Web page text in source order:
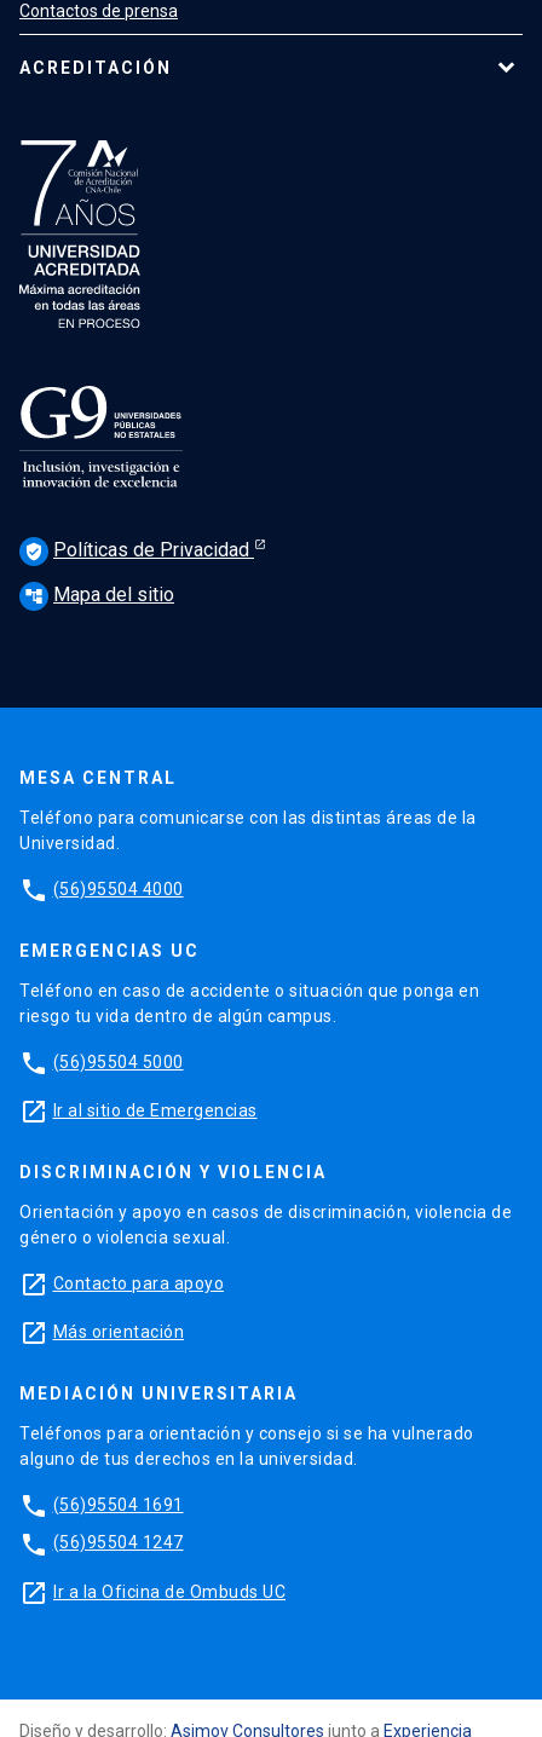
Contactos de prensa
ACREDITACIÓN
verified_user Políticas de Privacidad
account_tree Mapa del sitio
MESA CENTRAL
Teléfono para comunicarse con las distintas áreas de la
Universidad.
phone (56)95504 4000
EMERGENCIAS UC
Teléfono en caso de accidente o situación que ponga en
riesgo tu vida dentro de algún campus.
phone (56)95504 5000
launch Ir al sitio de Emergencias
DISCRIMINACIÓN Y VIOLENCIA
Orientación y apoyo en casos de discriminación, violencia de
género o violencia sexual.
launch Contacto para apoyo
launch Más orientación
MEDIACIÓN UNIVERSITARIA
Teléfonos para orientación y consejo si se ha vulnerado
alguno de tus derechos en la universidad.
phone (56)95504 1691
phone (56)95504 1247
launch Ir a la Oficina de Ombuds UC
Diseño y desarrollo: Asimov Consultores junto a Experiencia